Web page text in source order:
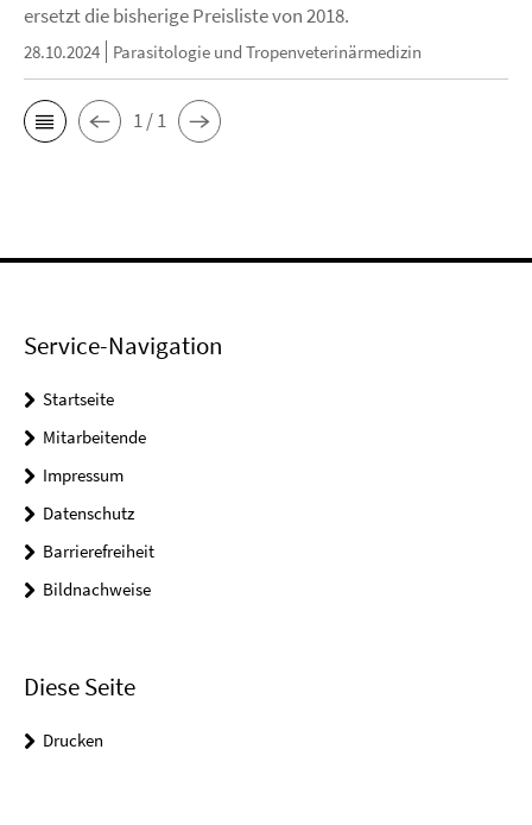
ersetzt die bisherige Preisliste von 2018.
28.10.2024 Parasitologie und Tropenveterinärmedizin
1 / 1
Service-Navigation
Startseite
Mitarbeitende
Impressum
Datenschutz
Barrierefreiheit
Bildnachweise
Diese Seite
Drucken